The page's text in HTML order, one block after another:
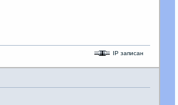
IP записан